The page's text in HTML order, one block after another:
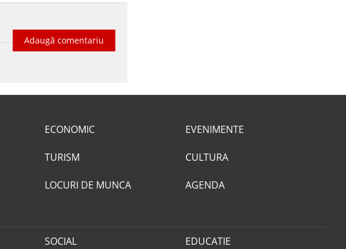
Adaugă comentariu
ECONOMIC
TURISM
LOCURI DE MUNCA
EVENIMENTE
CULTURA
AGENDA
SOCIAL EDUCATIE